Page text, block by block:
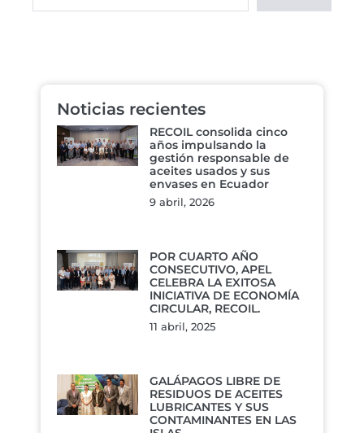
Noticias recientes
RECOIL consolida cinco
años impulsando la
gestión responsable de
aceites usados y sus
envases en Ecuador
9 abril, 2026
POR CUARTO AÑO
CONSECUTIVO, APEL
CELEBRA LA EXITOSA
INICIATIVA DE ECONOMÍA
CIRCULAR, RECOIL.
11 abril, 2025
GALÁPAGOS LIBRE DE
RESIDUOS DE ACEITES
LUBRICANTES Y SUS
CONTAMINANTES EN LAS